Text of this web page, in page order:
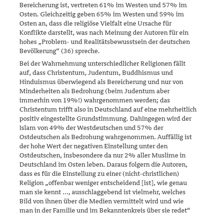
Bereicherung ist, vertreten 61% im Westen und 57% im
Osten. Gleichzeitig geben 65% im Westen und 59% im
Osten an, dass die religiöse Vielfalt eine Ursache für
Konflikte darstellt, was nach Meinung der Autoren für ein
hohes „Problem- und Realitätsbe­wusstsein der deutschen
Bevölkerung“ (36) spreche.
Bei der Wahrnehmung unterschiedlicher Religionen fällt
auf, dass Chris­tentum, Judentum, Buddhismus und
Hinduismus überwiegend als Bereicherung und nur von
Minderheiten als Bedrohung (beim Judentum aber
immerhin von 19%!) wahrgenommen werden; das
Christentum trifft also in Deutschland auf eine mehrheitlich
positiv eingestellte Grundstimmung. Dahingegen wird der
Islam von 49% der Westdeutschen und 57% der
Ostdeutschen als Bedrohung wahrgenom­men. Auffällig ist
der hohe Wert der negativen Einstellung unter den
Ostdeutschen, insbesondere da nur 2% aller Muslime in
Deutschland im Osten leben. Daraus folgern die Autoren,
dass es für die Einstellung zu einer (nicht-christlichen)
Religion „offenbar weniger entscheidend [ist], wie genau
man sie kennt ..., ausschlaggebend ist vielmehr, welches
Bild von ihnen über die Medien vermittelt wird und wie
man in der Fa­mi­lie und im Bekanntenkreis über sie redet“